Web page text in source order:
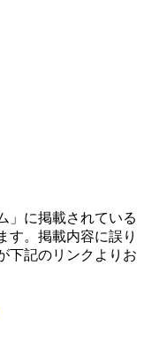
」に掲載されている
す。掲載内容に誤り
下記のリンクよりお